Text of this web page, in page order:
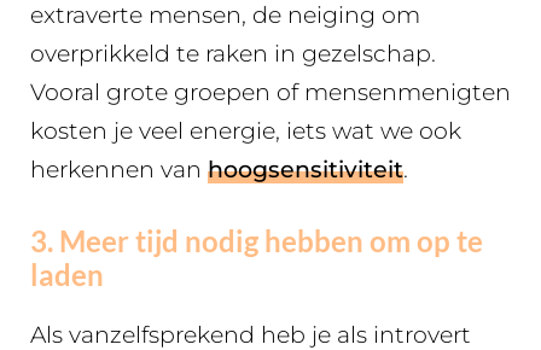
extraverte mensen, de neiging om
overprikkeld te raken in gezelschap.
Vooral grote groepen of mensenmenigten
kosten je veel energie, iets wat we ook
herkennen van hoogsensitiviteit.
3. Meer tijd nodig hebben om op te
laden
Als vanzelfsprekend heb je als introvert